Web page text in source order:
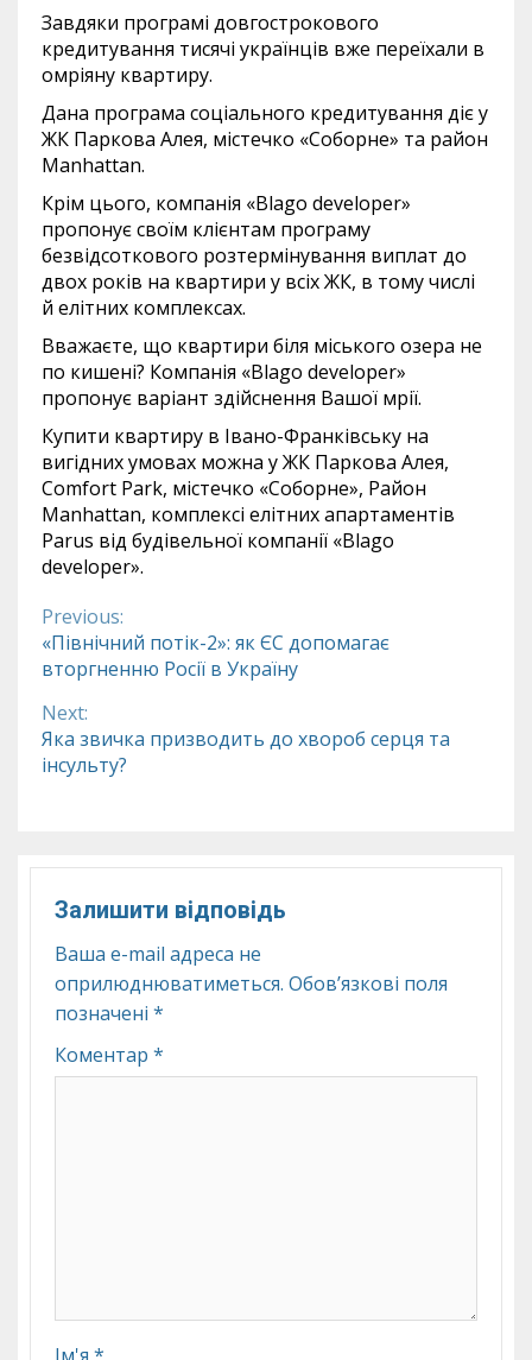
Завдяки програмі довгострокового
кредитування тисячі українців вже переїхали в
омріяну квартиру.
Дана програма соціального кредитування діє у
ЖК Паркова Алея, містечко «Соборне» та район
Manhattan.
Крім цього, компанія «Blago developer»
пропонує своїм клієнтам програму
безвідсоткового розтермінування виплат до
двох років на квартири у всіх ЖК, в тому числі
й елітних комплексах.
Вважаєте, що квартири біля міського озера не
по кишені? Компанія «Blago developer»
пропонує варіант здійснення Вашої мрії.
Купити квартиру в Івано-Франківську на
вигідних умовах можна у ЖК Паркова Алея,
Comfort Park, містечко «Соборне», Район
Manhattan, комплексі елітних апартаментів
Parus від будівельної компанії «Blago
developer».
Continue
Reading
Previous:
«Північний потік-2»: як ЄС допомагає
вторгненню Росії в Україну
Next:
Яка звичка призводить до хвороб серця та
інсульту?
Залишити відповідь
Ваша e-mail адреса не
оприлюднюватиметься. Обов’язкові поля
позначені *
Коментар *